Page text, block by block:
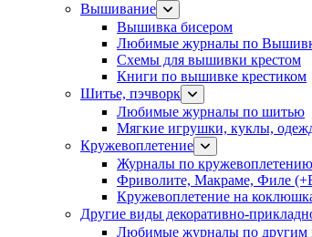
Вышивание
Вышивка бисером
Любимые журналы по
Схемы для вышивки крестом
Книги по вышивке крестиком
Шитье, пэчворк
Любимые журналы по шитью
Мягкие игрушки, куклы,
Кружевоплетение
Журналы по кружевоплетению
Фриволите, Макраме, Филе
Кружевоплетение на
Другие виды декоративно-
Любимые журналы по другим